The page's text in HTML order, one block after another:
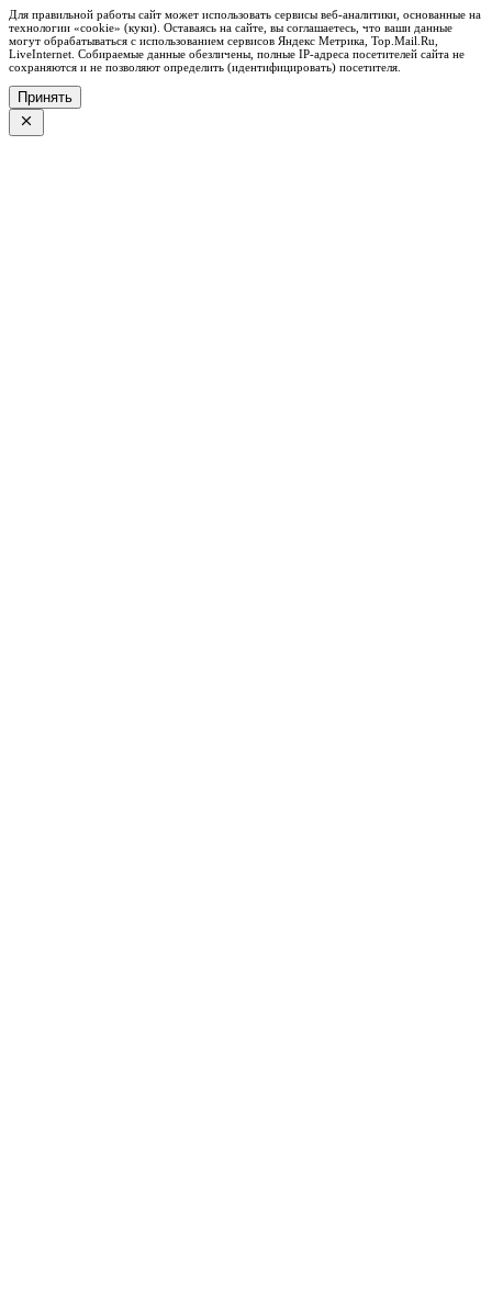
Для правильной работы сайт может использовать сервисы веб-аналитики, основанные на
технологии «cookie» (куки). Оставаясь на сайте, вы соглашаетесь, что ваши данные
могут обрабатываться с использованием сервисов Яндекс Метрика, Top.Mail.Ru,
LiveInternet. Собираемые данные обезличены, полные IP-адреса посетителей сайта не
сохраняются и не позволяют определить (идентифицировать) посетителя.
Принять